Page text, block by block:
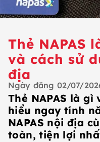
Thẻ NAPAS
và cách sử
địa
Ngày đăng 02/07/
Thẻ NAPAS là gì
hiểu ngay tính
NAPAS nội địa
toàn, tiện lợi